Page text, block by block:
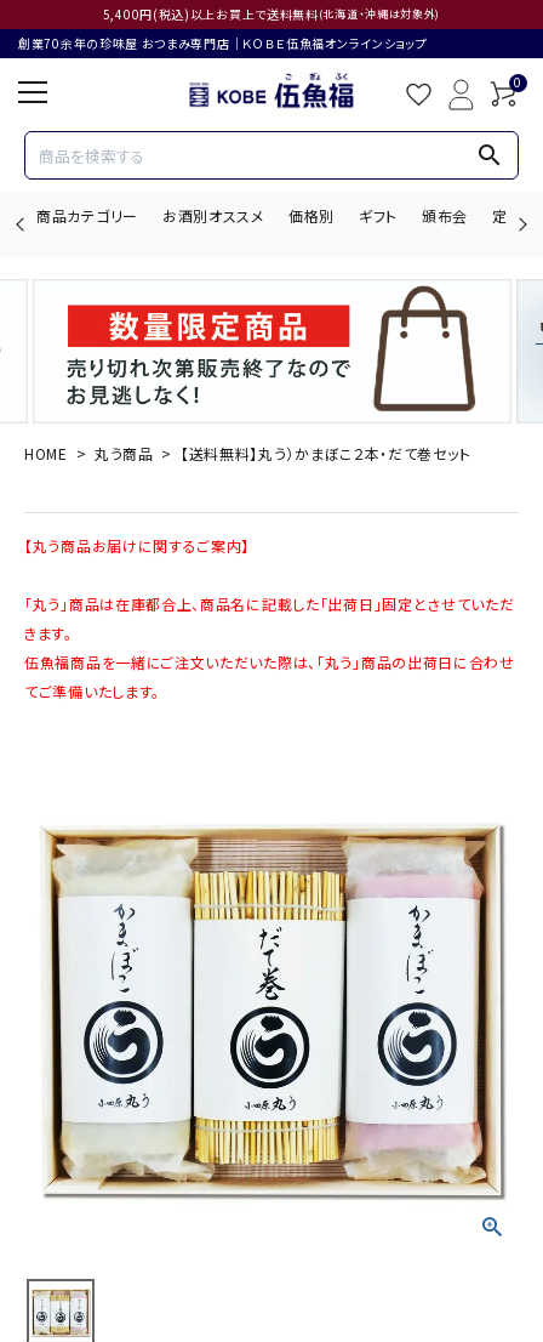
5,400円(税込)以上お買上で送料無料(北海道・沖縄は対象外)
創業70余年の珍味屋 おつまみ専門店│ＫＯＢＥ伍魚福オンラインショップ
0
search
商品カテゴリー お酒別オススメ 価格別 ギフト 頒布会 定期購
search
ACCOUNT MENU
お酒別オススメ
価格別
直営店
HOME 丸う商品 【送料無料】丸う）かまぼこ２本・だて巻セット
【丸う商品お届けに関するご案内】
「丸う」商品は在庫都合上、商品名に記載した「出荷日」固定とさせていただ
きます。
伍魚福商品を一緒にご注文いただいた際は、「丸う」商品の出荷日に合わせ
てご準備いたします。